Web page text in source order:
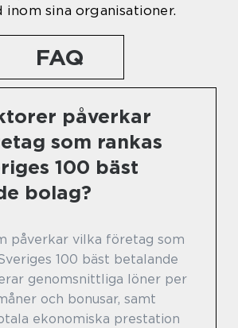
inom sina organisationer.
FAQ
påverkar
som rankas
100 bäst
bolag?
påverkar vilka företag som
100 bäst betalande
genomsnittliga löner per
och bonusar, samt
ekonomiska prestation